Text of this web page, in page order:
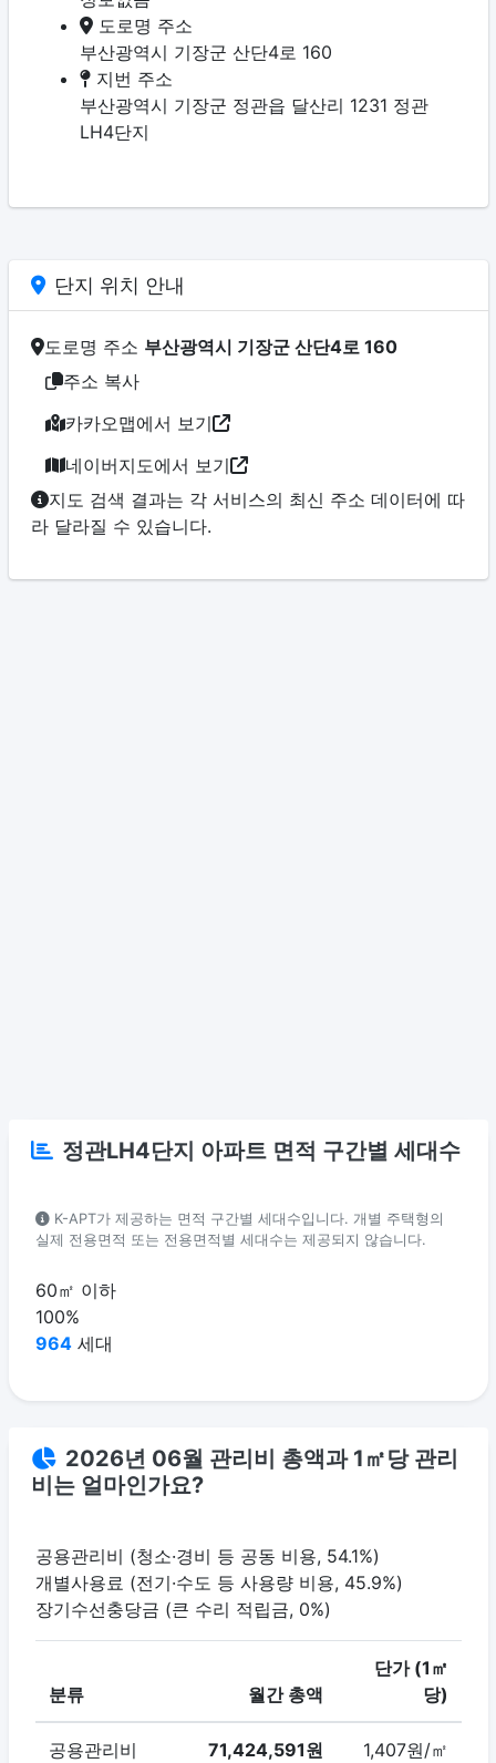
도로명 주소
부산광역시 기장군 산단4로 160
지번 주소
부산광역시 기장군 정관읍 달산리 1231 정관
LH4단지
단지 위치 안내
도로명 주소 부산광역시 기장군 산단4로 160
주소 복사
카카오맵에서 보기
네이버지도에서 보기
지도 검색 결과는 각 서비스의 최신 주소 데이터에 따
라 달라질 수 있습니다.
정관LH4단지 아파트 면적 구간별 세대수
K-APT가 제공하는 면적 구간별 세대수입니다. 개별 주택형의
실제 전용면적 또는 전용면적별 세대수는 제공되지 않습니다.
60㎡ 이하
100%
964 세대
2026년 06월 관리비 총액과 1㎡당 관리
비는 얼마인가요?
공용관리비 (청소·경비 등 공동 비용, 54.1%)
개별사용료 (전기·수도 등 사용량 비용, 45.9%)
장기수선충당금 (큰 수리 적립금, 0%)
분류 월간 총액
단가 (1㎡
당)
공용관리비 71,424,591원 1,407원/㎡